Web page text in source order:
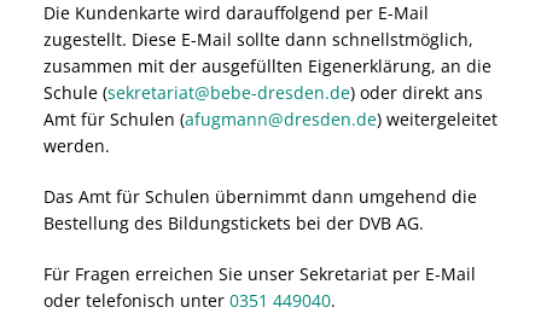
Die Kundenkarte wird darauffolgend per E-Mail
zugestellt. Diese E-Mail sollte dann schnellstmöglich,
zusammen mit der ausgefüllten Eigenerklärung, an die
Schule (sekretariat@bebe-dresden.de) oder direkt ans
Amt für Schulen (afugmann@dresden.de) weitergeleitet
werden.
Das Amt für Schulen übernimmt dann umgehend die
Bestellung des Bildungstickets bei der DVB AG.
Für Fragen erreichen Sie unser Sekretariat per E-Mail
oder telefonisch unter 0351 449040.